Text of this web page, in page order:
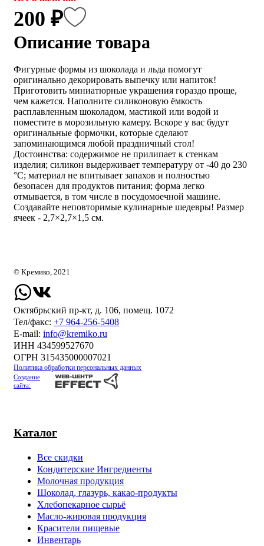
200 ₽
Описание товара
Фигурные формы из шоколада и льда помогут
оригинально декорировать выпечку или напиток!
Приготовить миниатюрные украшения гораздо проще,
чем кажется. Наполните силиконовую ёмкость
расплавленным шоколадом, мастикой или водой и
поместите в морозильную камеру. Вскоре у вас будут
оригинальные формочки, которые сделают
запоминающимся любой праздничный стол!
Достоинства: содержимое не прилипает к стенкам
изделия; силикон выдерживает температуру от -40 до 230
°С; материал не впитывает запахов и полностью
безопасен для продуктов питания; форма легко
отмывается, в том числе в посудомоечной машине.
Создавайте неповторимые кулинарные шедевры! Размер
ячеек - 2,7×2,7×1,5 см.
Каталог
Все скидки
Кондитерские Ингредиенты
Молочная продукция
Шоколад, глазурь, какао-продукты
Хлебопекарное сырьё
Масло-жировая продукция
Красители пищевые
Инвентарь
© Кремико, 2021
Октябрьский пр-кт, д. 106, помещ. 1072
Тел/факс: +7 964-256-5408
Е-mail: info@kremiko.ru
ИНН 434599527670
ОГРН 315435000007021
Политика обработки персональных данных
Создание
сайта: